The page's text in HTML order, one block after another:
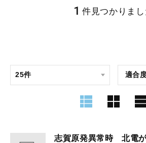
1 件見つかりまし
志賀原発異常時 北電